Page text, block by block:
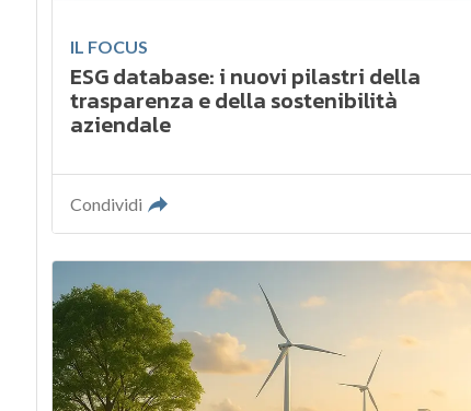
IL FOCUS
ESG database: i nuovi pilastri della
trasparenza e della sostenibilità
aziendale
Condividi